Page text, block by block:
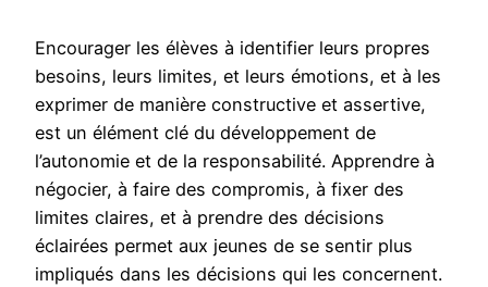
Encourager les élèves à identifier leurs propres
besoins, leurs limites, et leurs émotions, et à les
exprimer de manière constructive et assertive,
est un élément clé du développement de
l’autonomie et de la responsabilité. Apprendre à
négocier, à faire des compromis, à fixer des
limites claires, et à prendre des décisions
éclairées permet aux jeunes de se sentir plus
impliqués dans les décisions qui les concernent.